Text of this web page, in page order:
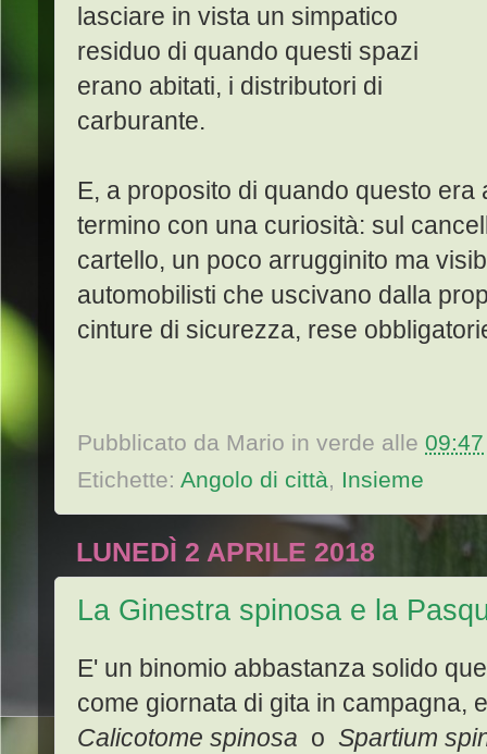
lasciare in vista un simpatico
residuo di quando questi spazi
erano abitati, i distributori di
carburante.
E, a proposito di quando questo
termino con una curiosità: sul
cartello, un poco arrugginito ma
automobilisti che uscivano dalla
cinture di sicurezza, rese
Pubblicato da Mario in verde alle 09:47
Etichette: Angolo di città, Insieme
LUNEDÌ 2 APRILE 2018
La Ginestra spinosa e la
E' un binomio abbastanza solido
come giornata di gita in campagna,
Calicotome spinosa o Spartium